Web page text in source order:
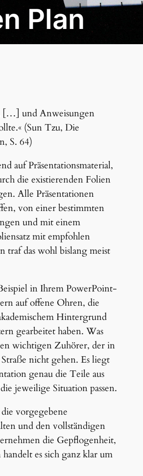
Plan
[…] und Anweisungen
(Sun Tzu, Die
S. 64)
auf Präsentationsmaterial,
die existierenden Folien
Alle Präsentationen
von einer bestimmten
und mit einem
mit empfohlen
traf das wohl bislang meist
in Ihrem PowerPoint-
auf offene Ohren, die
Hintergrund
gearbeitet haben. Was
wichtigen Zuhörer, der in
nicht gehen. Es liegt
genau die Teile aus
jeweilige Situation passen.
vorgegebene
und den vollständigen
die Gepflogenheit,
es sich ganz klar um